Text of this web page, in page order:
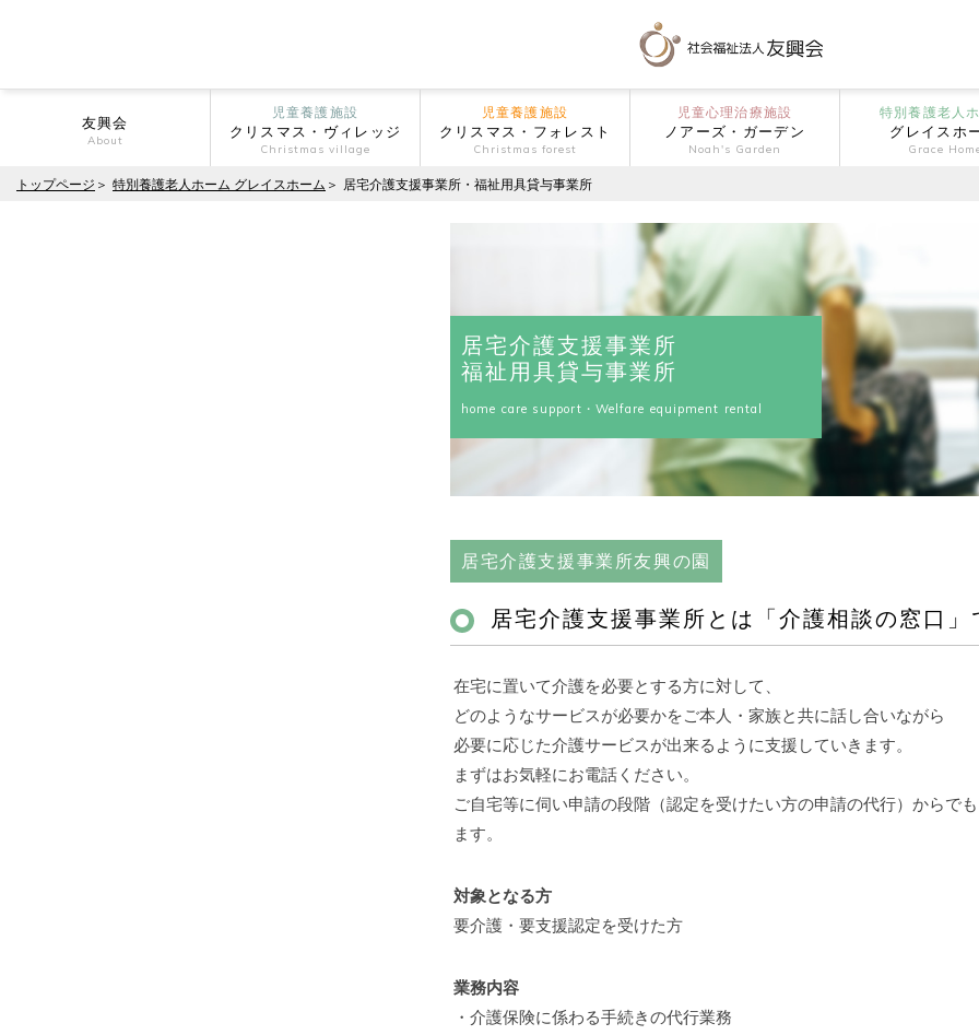
友興会
About
児童養護施設
クリスマス・ヴィレッジ
Christmas village
児童養護施設
クリスマス・フォレスト
Christmas forest
児童心理治療施設
ノアーズ・ガーデン
Noah's Garden
特別養護老人
グレイスホ
Grace
トップページ 特別養護老人ホーム グレイスホーム 居宅介護支援事業所・福祉用具貸与事業所
居宅介護支援事業所
福祉用具貸与事業所
home care support・Welfare equipment rental
居宅介護支援事業所友興の園
居宅介護支援事業所とは「介護相談の窓口」
在宅に置いて介護を必要とする方に対して、
どのようなサービスが必要かをご本人・家族と共に話し合いながら
必要に応じた介護サービスが出来るように支援していきます。
まずはお気軽にお電話ください。
ご自宅等に伺い申請の段階（認定を受けたい方の申請の代行）からで
ます。
対象となる方
要介護・要支援認定を受けた方
業務内容
・介護保険に係わる手続きの代行業務